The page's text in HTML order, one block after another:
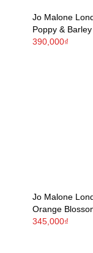
Jo Malone
Poppy & Barley
390,000₫
Jo Malone
Orange
345,000₫